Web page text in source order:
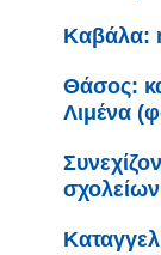
Καβάλα:
Θάσος:
Λιμένα